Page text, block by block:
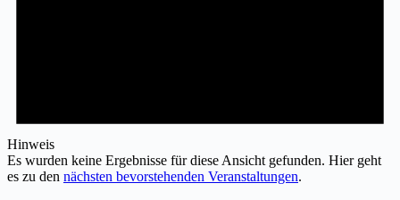
Hinweis
Es wurden keine Ergebnisse für diese Ansicht gefunden. Hier geht
es zu den nächsten bevorstehenden Veranstaltungen.